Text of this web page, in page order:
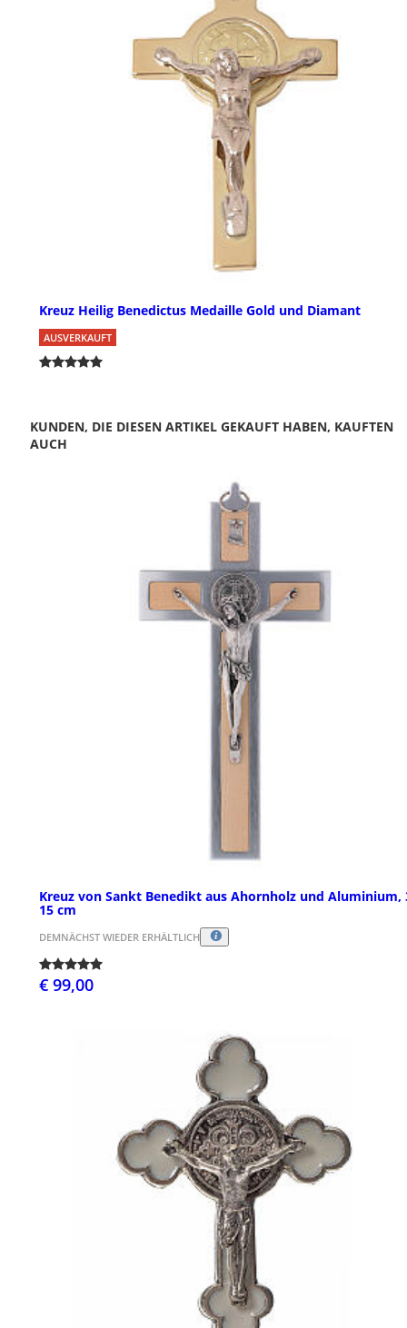
Kreuz Heilig Benedictus Medaille Gold und Diamant
AUSVERKAUFT
KUNDEN, DIE DIESEN ARTIKEL GEKAUFT HABEN, KAUFTEN
AUCH
Kreuz von Sankt Benedikt aus Ahornholz und Aluminium,
15 cm
DEMNÄCHST WIEDER ERHÄLTLICH
€ 99,00